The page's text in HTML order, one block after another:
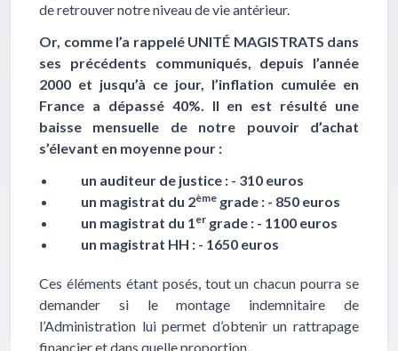
de retrouver notre niveau de vie antérieur.
Or, comme l’a rappelé UNITÉ MAGISTRATS dans
ses précédents communiqués, depuis l’année
2000 et jusqu’à ce jour, l’inflation cumulée en
France a dépassé 40%. Il en est résulté une
baisse mensuelle de notre pouvoir d’achat
s’élevant en moyenne pour :
un auditeur de justice : - 310 euros
un magistrat du 2ème grade : - 850 euros
un magistrat du 1er grade : - 1100 euros
un magistrat HH : - 1650 euros
Ces éléments étant posés, tout un chacun pourra se
demander si le montage indemnitaire de
l’Administration lui permet d’obtenir un rattrapage
financier et dans quelle proportion.